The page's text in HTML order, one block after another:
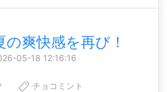
の爽快感を再び！
05-18 12:16:16
チョコミント